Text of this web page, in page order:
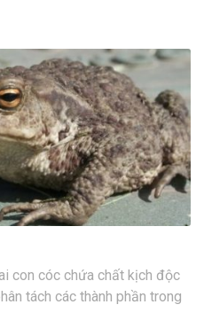
con cóc chứa chất kịch độc
tách các thành phần trong